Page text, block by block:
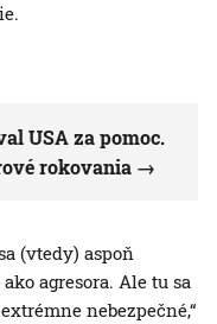
USA za pomoc.
rokovania
(vtedy) aspoň
agresora. Ale tu sa
nebezpečné,“